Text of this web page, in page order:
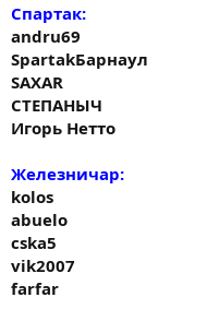
Спартак:
andru69
SpartakБарнаул
SAXAR
СТЕПАНЫЧ
Игорь Нетто
Железничар:
kolos
abuelo
cska5
vik2007
farfar